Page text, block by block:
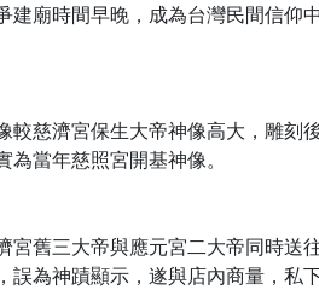
廟時間早晚，成為台灣民間信仰
慈濟宮保生大帝神像高大，雕刻
當年慈照宮開基神像。
舊三大帝與應元宮二大帝同時送
為神蹟顯示，遂與店內商量，私